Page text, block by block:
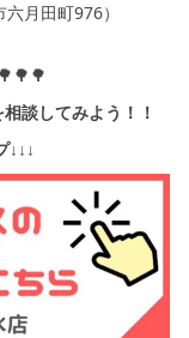
月田町976）
談してみよう！！
↓↓↓